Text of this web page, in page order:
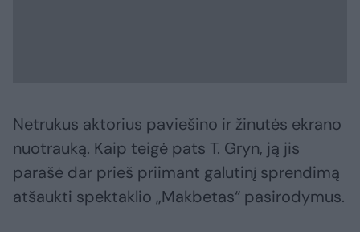
Netrukus aktorius paviešino ir žinutės ekrano
nuotrauką. Kaip teigė pats T. Gryn, ją jis
parašė dar prieš priimant galutinį sprendimą
atšaukti spektaklio „Makbetas“ pasirodymus.